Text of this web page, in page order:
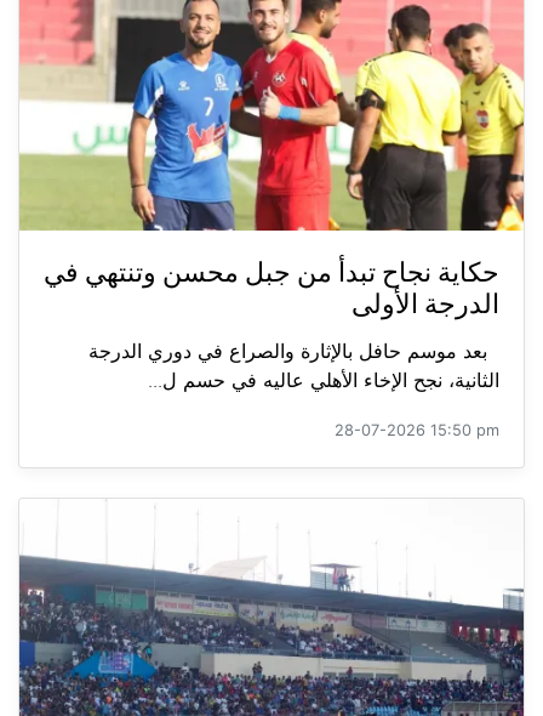
حكاية نجاح تبدأ من جبل محسن وتنتهي في
الدرجة الأولى
بعد موسم حافل بالإثارة والصراع في دوري الدرجة
الثانية، نجح الإخاء الأهلي عاليه في حسم ل...
28-07-2026 15:50 pm